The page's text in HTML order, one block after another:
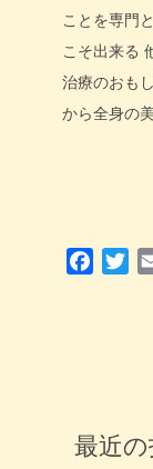
ことを専門
こそ出来る
治療のおも
から全身の
最近